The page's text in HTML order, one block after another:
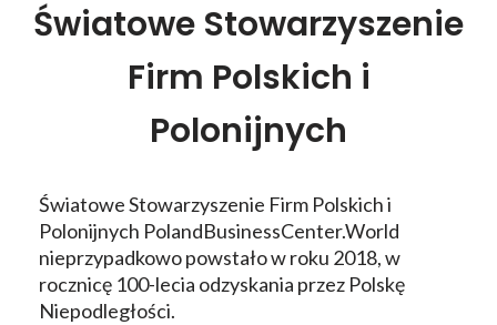
Światowe Stowarzyszenie
Firm Polskich i
Polonijnych
Światowe Stowarzyszenie Firm Polskich i
Polonijnych PolandBusinessCenter.World
nieprzypadkowo powstało w roku 2018, w
rocznicę 100-lecia odzyskania przez Polskę
Niepodległości.